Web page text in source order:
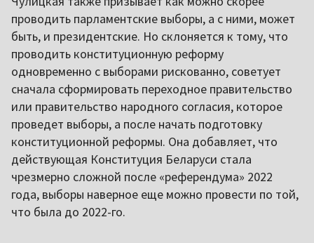
проводить парламентские выборы, а с ними, может
быть, и президентские. Но склоняется к тому, что
проводить конституционную реформу
одновременно с выборами рискованно, советует
сначала сформировать переходное правительство
или правительство народного согласия, которое
проведет выборы, а после начать подготовку
конституционной реформы. Она добавляет, что
действующая Конституция Беларуси стала
чрезмерно сложной после «референдума» 2022
года, выборы наверное еще можно провести по той,
что была до 2022-го.